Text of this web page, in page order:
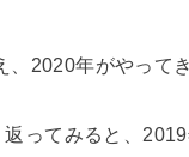
2020年がやって
ってみると、